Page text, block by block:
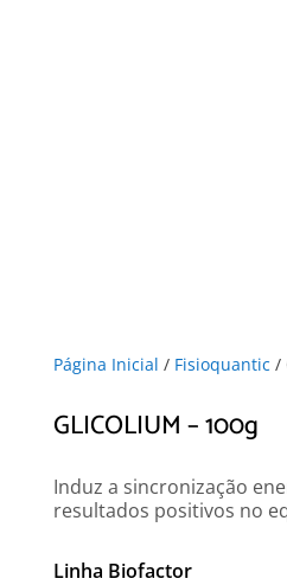
Página Inicial / Fisioquantic /
GLICOLIUM – 100g
Induz a sincronização
resultados positivos no
Linha Biofactor